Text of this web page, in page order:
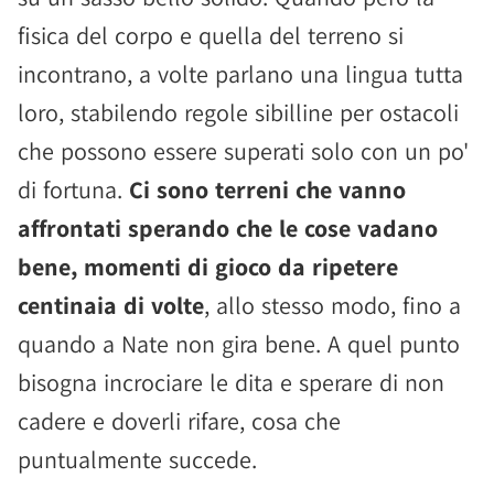
fisica del corpo e quella del terreno si
incontrano, a volte parlano una lingua tutta
loro, stabilendo regole sibilline per ostacoli
che possono essere superati solo con un po'
di fortuna. Ci sono terreni che vanno
affrontati sperando che le cose vadano
bene, momenti di gioco da ripetere
centinaia di volte, allo stesso modo, fino a
quando a Nate non gira bene. A quel punto
bisogna incrociare le dita e sperare di non
cadere e doverli rifare, cosa che
puntualmente succede.